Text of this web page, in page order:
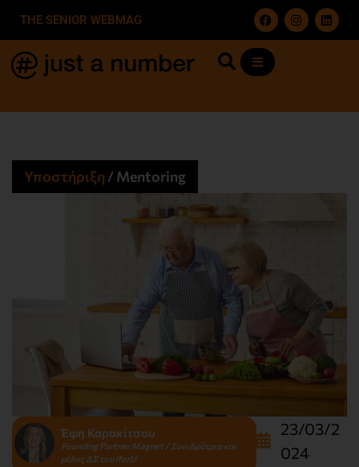
THE SENIOR WEBMAG
Υποστήριξη /Mentoring
Έφη Καρακίτσου
Founding Partner Magnet / Συνιδρύτρια και
μέλος ΔΣ του iforU
23/03/2
024